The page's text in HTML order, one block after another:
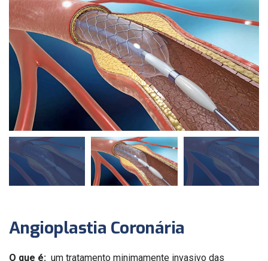
Angioplastia Coronária
O que é: um tratamento minimamente invasivo das